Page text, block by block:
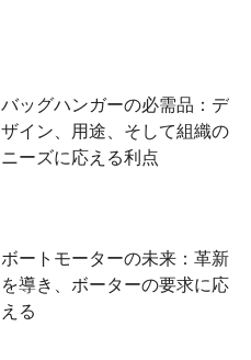
バッグハンガーの必需品：デ
ザイン、用途、そして組織の
ニーズに応える利点
ボートモーターの未来：革新
を導き、ボーターの要求に応
える